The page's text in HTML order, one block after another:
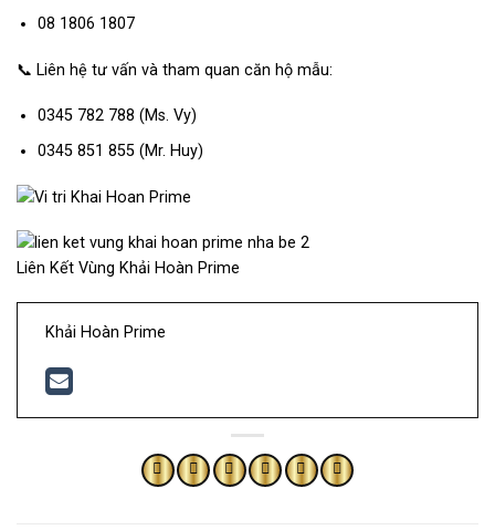
08 1806 1807
📞 Liên hệ tư vấn và tham quan căn hộ mẫu:
0345 782 788 (Ms. Vy)
0345 851 855 (Mr. Huy)
Liên Kết Vùng Khải Hoàn Prime
Khải Hoàn Prime